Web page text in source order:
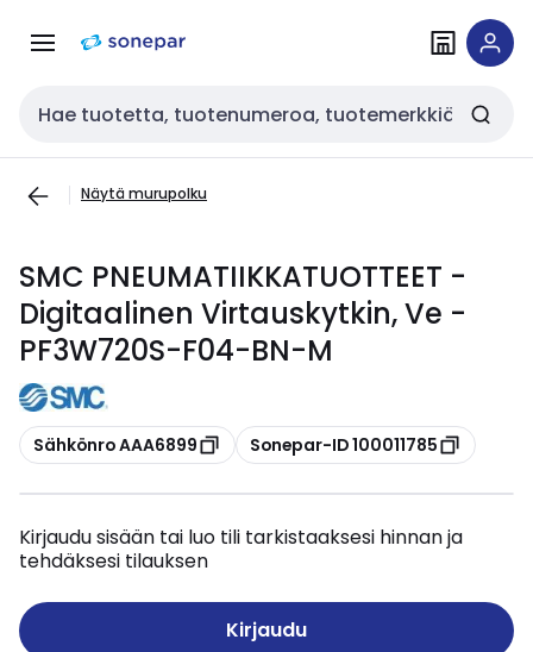
navigointiinsisältöön
Haku
Näytä murupolku
SMC PNEUMATIIKKATUOTTEET -
Digitaalinen Virtauskytkin, Ve -
PF3W720S-F04-BN-M
Kopioi
Sähkönro AAA6899 Kopioi
Sonepar-ID 100011785
Kirjaudu sisään tai luo tili tarkistaaksesi hinnan ja
tehdäksesi tilauksen
Kirjaudu